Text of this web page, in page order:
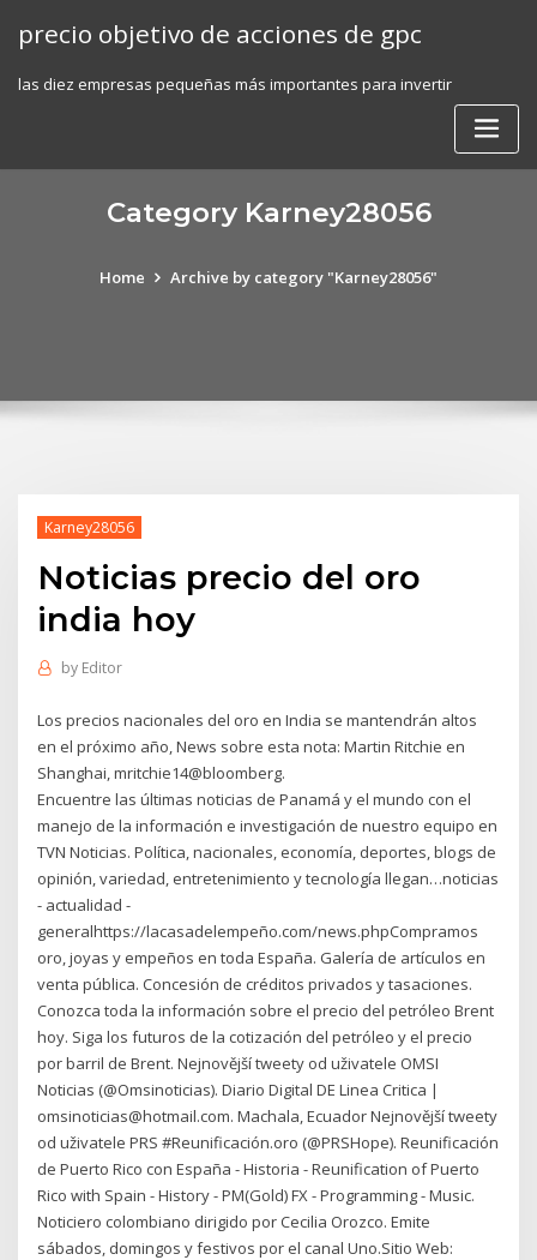
precio objetivo de acciones de gpc
las diez empresas pequeñas más importantes para invertir
Category Karney28056
Home Archive by category "Karney28056"
Karney28056
Noticias precio del oro
india hoy
by Editor
Los precios nacionales del oro en India se mantendrán altos
en el próximo año, News sobre esta nota: Martin Ritchie en
Shanghai, mritchie14@bloomberg.
Encuentre las últimas noticias de Panamá y el mundo con el
manejo de la información e investigación de nuestro equipo en
TVN Noticias. Política, nacionales, economía, deportes, blogs de
opinión, variedad, entretenimiento y tecnología llegan…noticias
- actualidad -
generalhttps://lacasadelempeño.com/news.phpCompramos
oro, joyas y empeños en toda España. Galería de artículos en
venta pública. Concesión de créditos privados y tasaciones.
Conozca toda la información sobre el precio del petróleo Brent
hoy. Siga los futuros de la cotización del petróleo y el precio
por barril de Brent. Nejnovější tweety od uživatele OMSI
Noticias (@Omsinoticias). Diario Digital DE Linea Critica |
omsinoticias@hotmail.com. Machala, Ecuador Nejnovější tweety
od uživatele PRS #Reunificación.oro (@PRSHope). Reunificación
de Puerto Rico con España - Historia - Reunification of Puerto
Rico with Spain - History - PM(Gold) FX - Programming - Music.
Noticiero colombiano dirigido por Cecilia Orozco. Emite
sábados, domingos y festivos por el canal Uno.Sitio Web: